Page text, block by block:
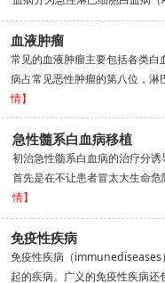
血液肿瘤
常见的血液肿瘤主要包括各类白
病占常见恶性肿瘤的第八位，淋
情】
急性髓系白血病移植
初治急性髓系白血病的治疗分
首先是在不让患者冒太大生命
情】
免疫性疾病
免疫性疾病（immunediseases
起的疾病。广义的免疫性疾病